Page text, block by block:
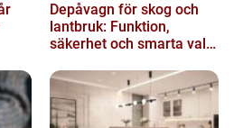
Depåvagn för skog och
lantbruk: Funktion,
säkerhet och smarta val